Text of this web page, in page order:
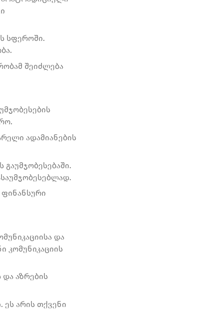
სფეროში.
შეიძლება
ადამიანების
და
კომუნიკაციის
აზრების
ეს არის თქვენი